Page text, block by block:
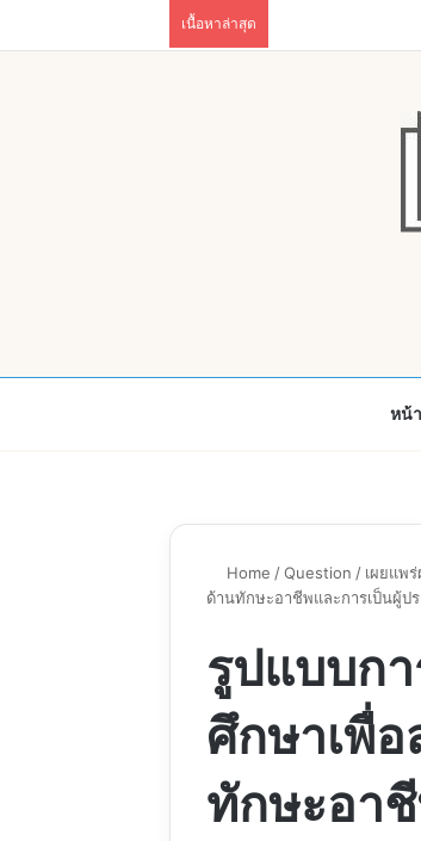
เนื้อหาล่าสุด
หน้
Home /Question / เผยแพ
ด้านทักษะอาชีพและการเป็นผู้ป
รูปแบบก
ศึกษาเพื่
ทักษะอา